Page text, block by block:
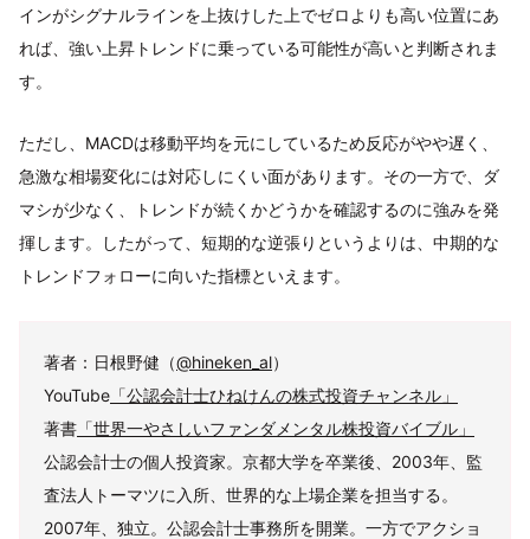
インがシグナルラインを上抜けした上でゼロよりも高い位置にあ
れば、強い上昇トレンドに乗っている可能性が高いと判断されま
す。
ただし、MACDは移動平均を元にしているため反応がやや遅く、
急激な相場変化には対応しにくい面があります。その一方で、ダ
マシが少なく、トレンドが続くかどうかを確認するのに強みを発
揮します。したがって、短期的な逆張りというよりは、中期的な
トレンドフォローに向いた指標といえます。
著者：日根野健（@hineken_al）
YouTube 「公認会計士ひねけんの株式投資チャンネル」
著書 「世界一やさしいファンダメンタル株投資バイブル」
公認会計士の個人投資家。京都大学を卒業後、2003年、監
査法人トーマツに入所、世界的な上場企業を担当する。
2007年、独立。公認会計士事務所を開業。一方でアクショ